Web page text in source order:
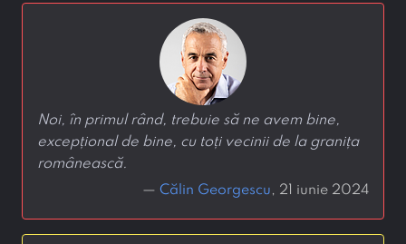
Noi, în primul rând, trebuie să ne avem bine,
excepțional de bine, cu toți vecinii de la granița
românească.
— Călin Georgescu, 21 iunie 2024